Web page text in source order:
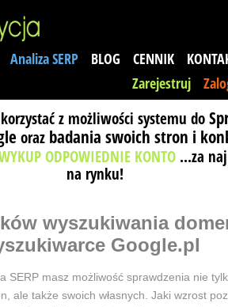
Analiza SERP BLOG CENNIK
Zarejestruj
z możliwości systemu do
oraz badania swoich stron i
ODPOWIEDNIE KONTO ...za
na rynku!
wyszukiwania
Google.pl
SERP masz możliwość sprawdzenia nie
ale także swoich własnych. Jaki wzrost